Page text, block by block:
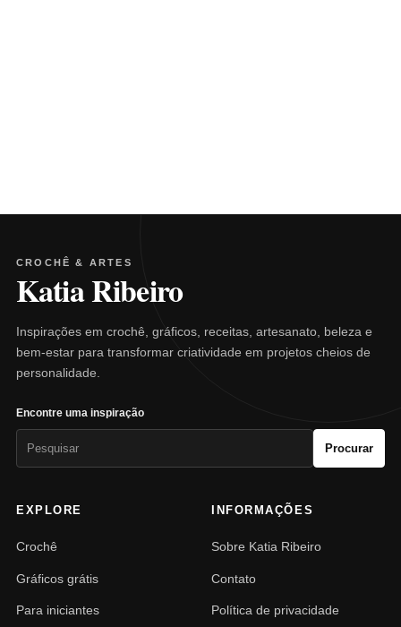
CROCHÊ & ARTES
Katia Ribeiro
Inspirações em crochê, gráficos, receitas, artesanato, beleza e
bem-estar para transformar criatividade em projetos cheios de
personalidade.
Encontre uma inspiração
Procurar
EXPLORE
Crochê
Gráficos grátis
Para iniciantes
INFORMAÇÕES
Sobre Katia Ribeiro
Contato
Política de privacidade